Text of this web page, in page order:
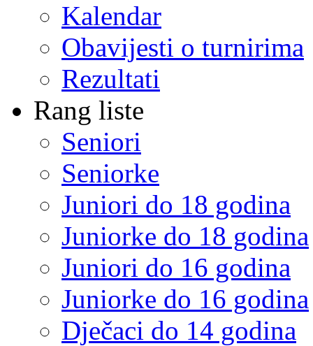
Kalendar
Obavijesti o turnirima
Rezultati
Rang liste
Seniori
Seniorke
Juniori do 18 godina
Juniorke do 18 godina
Juniori do 16 godina
Juniorke do 16 godina
Dječaci do 14 godina